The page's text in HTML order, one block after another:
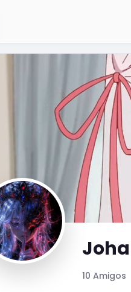
10 Amigos